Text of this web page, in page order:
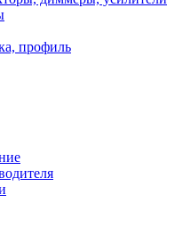
профиль